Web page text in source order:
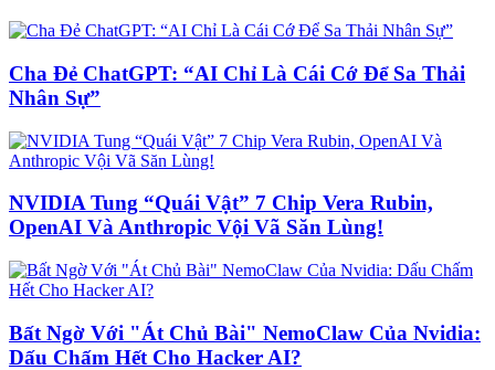
Cha Đẻ ChatGPT: “AI Chỉ Là Cái Cớ Để Sa Thải
Nhân Sự”
NVIDIA Tung “Quái Vật” 7 Chip Vera Rubin,
OpenAI Và Anthropic Vội Vã Săn Lùng!
Bất Ngờ Với "Át Chủ Bài" NemoClaw Của Nvidia:
Dấu Chấm Hết Cho Hacker AI?